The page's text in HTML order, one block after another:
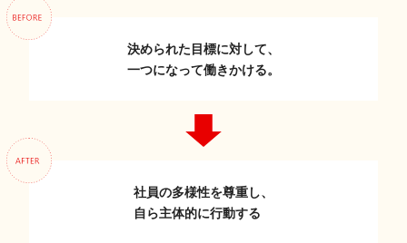
決められた目標に対して、
一つになって働きかける。
社員の多様性を尊重し、
自ら主体的に行動する